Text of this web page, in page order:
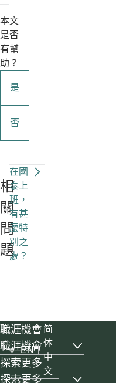
本文
是否
有幫
助？
是
否
相
關
問
題
在國
泰上
班，
有甚
麼特
別之
處？
職涯機會
職涯機會
, list with 6 items, 1 of 3
探索更多
探索更多
EN
简
体
中
文